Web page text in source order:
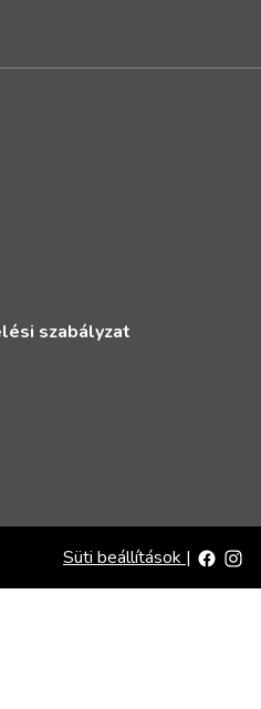
szabályzat
Süti beállítások |